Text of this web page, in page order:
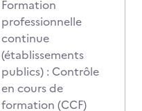
Formation
professionnelle
continue
(établissements
publics) : Contrôle
en cours de
formation (CCF)